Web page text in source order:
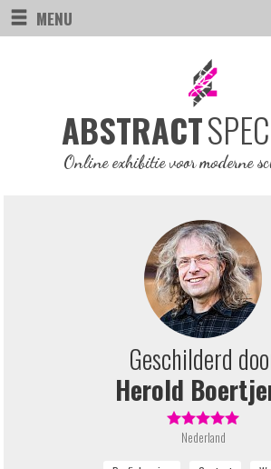
MENU
ABSTRACT
Online exhibitie voor moderne
Geschilderd
Herold
Nederland